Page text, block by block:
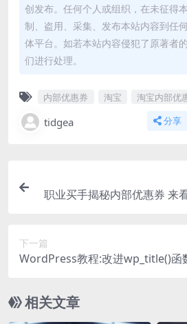
创发布。任何个人或组织，在未征得
制、盗用、采集、发布本站内容到任
体平台。如若本站内容侵犯了原著者
们进行处理。
内部优惠券 淘宝 淘宝内部优
tidgea 分享
职业买手揭秘内部优惠券 来
下一篇
WordPress教程:改进wp_title()函
相关文章